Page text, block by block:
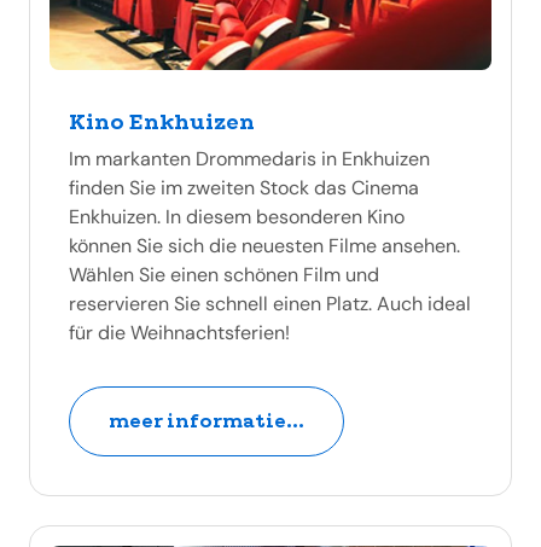
Kino Enkhuizen
Im markanten Drommedaris in Enkhuizen
finden Sie im zweiten Stock das Cinema
Enkhuizen. In diesem besonderen Kino
können Sie sich die neuesten Filme ansehen.
Wählen Sie einen schönen Film und
reservieren Sie schnell einen Platz. Auch ideal
für die Weihnachtsferien!
meer informatie...